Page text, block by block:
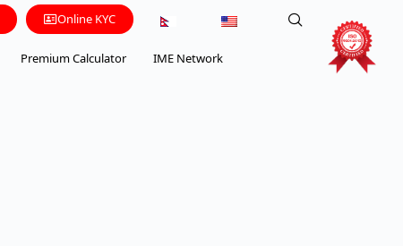
Online KYC
Premium Calculator
IME Network